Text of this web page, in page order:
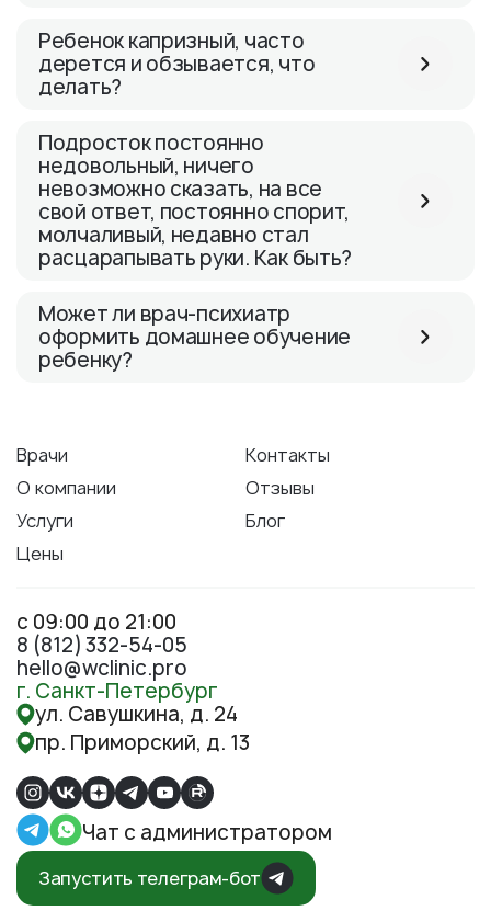
Ребенок капризный, часто
дерется и обзывается, что
делать?
Подросток постоянно
недовольный, ничего
невозможно сказать, на все
свой ответ, постоянно спорит,
молчаливый, недавно стал
расцарапывать руки. Как быть?
Может ли врач-психиатр
оформить домашнее обучение
ребенку?
Врачи
Контакты
О компании
Отзывы
Услуги
Блог
Цены
с 09:00 до 21:00
8 (812) 332-54-05
hello@wclinic.pro
г. Санкт-Петербург
ул. Савушкина, д. 24
пр. Приморский, д. 13
Чат с администратором
Запустить телеграм-бот